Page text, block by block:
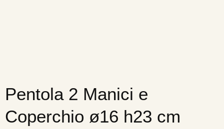
Pentola 2 Manici e
Coperchio ø16 h23 cm